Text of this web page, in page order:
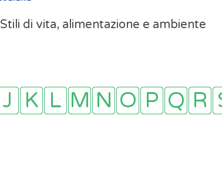
Stili di vita, alimentazione e ambiente